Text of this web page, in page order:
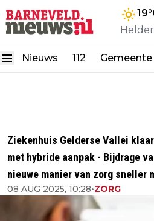
19
Nieuws 112 Gemeente
Ziekenhuis Gelderse Vallei
met hybride aanpak - Bijdrage
nieuwe manier van zorg sneller
08 AUG 2025, 10:28•ZORG